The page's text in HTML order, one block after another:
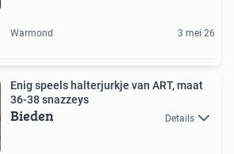
Warmond 3 mei 26
Enig speels halterjurkje van ART, maat
36-38 snazzeys
Bieden Details